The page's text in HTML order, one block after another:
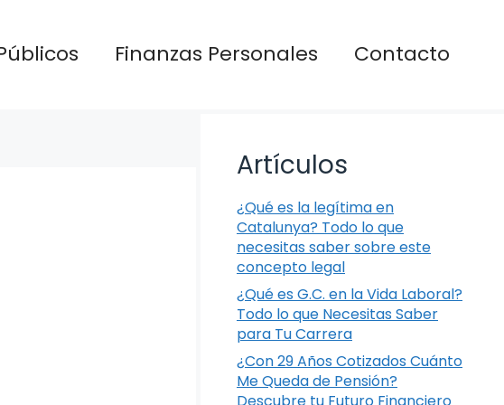
Finanzas Personales Contacto
Artículos
¿Qué es la legítima en
Catalunya? Todo lo que
necesitas saber sobre este
concepto legal
¿Qué es G.C. en la Vida Laboral?
Todo lo que Necesitas Saber
para Tu Carrera
¿Con 29 Años Cotizados Cuánto
Me Queda de Pensión?